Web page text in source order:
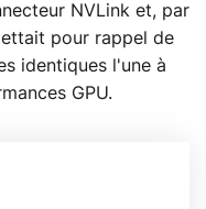
NVLink et, par
pour rappel de
identiques l'une à
GPU.